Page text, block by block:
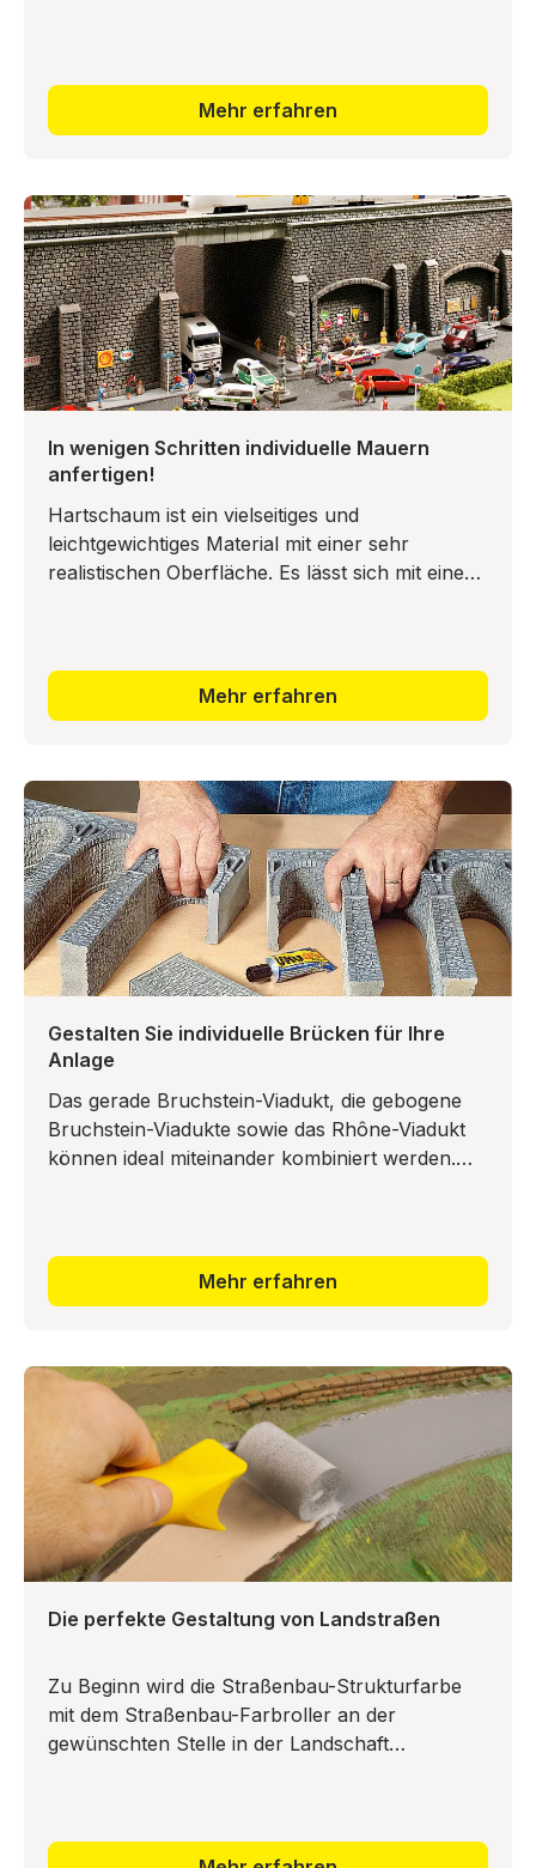
Mehr erfahren
In wenigen Schritten individuelle Mauern
anfertigen!
Hartschaum ist ein vielseitiges und
leichtgewichtiges Material mit einer sehr
realistischen Oberfläche. Es lässt sich mit einer
Mehr erfahren
Gestalten Sie individuelle Brücken für Ihre
Anlage
Das gerade Bruchstein-Viadukt, die gebogene
Bruchstein-Viadukte sowie das Rhône-Viadukt
können ideal miteinander kombiniert werden.
Mehr erfahren
Die perfekte Gestaltung von Landstraßen
Zu Beginn wird die Straßenbau-Strukturfarbe
mit dem Straßenbau-Farbroller an der
gewünschten Stelle in der Landschaft